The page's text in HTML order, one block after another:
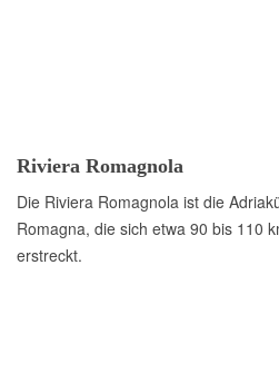
Riviera Romagnola
Die Riviera Romagnola ist die
Romagna, die sich etwa 90 bis 110
erstreckt.